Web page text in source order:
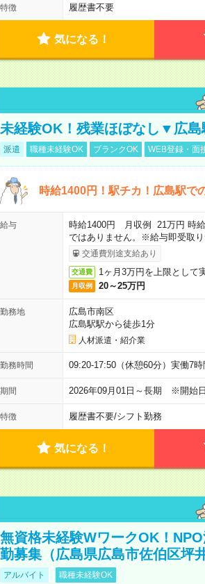
特徴 履歴書不要
気になる！
未経験OK！残業ほぼなし▼広島
派遣 職種未経験OK ブランクOK WEB登録・面
時給1400円！駅チカ！広島駅で
給与
時給1400円 月収例 21万円 時
ではありません。※給与即受取り
交通費別途支給あり
交通費 1ヶ月3万円を上限として
月収例 20～25万円
勤務地
広島市南区
広島駅駅から徒歩1分
人材派遣・紹介業
勤務時間 09:20-17:50（休憩60分）実働7時
期間 2026年09月01日～長期 ※開始
特徴 履歴書不要/シフト勤務
気になる！
無資格未経験WワークOK！
勤募集（広島県広島市佐伯区坪井
アルバイト 職種未経験OK